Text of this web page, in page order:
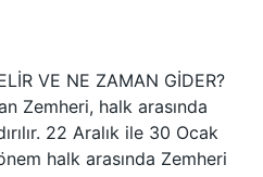
VE NE ZAMAN GİDER?
Zemheri, halk arasında
22 Aralık ile 30 Ocak
halk arasında Zemheri